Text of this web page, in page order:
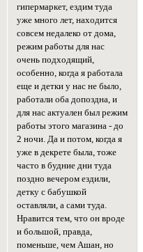
гипермаркет, ездим туда
уже много лет, находится
совсем недалеко от дома,
режим работы для нас
очень подходящий,
особенно, когда я работала
еще и детки у нас не было,
работали оба допоздна, и
для нас актуален был режим
работы этого магазина - до
2 ночи. Да и потом, когда я
уже в декрете была, тоже
часто в будние дни туда
поздно вечером ездили,
детку с бабушкой
оставляли, а сами туда.
Нравится тем, что он вроде
и большой, правда,
поменьше, чем Ашан, но